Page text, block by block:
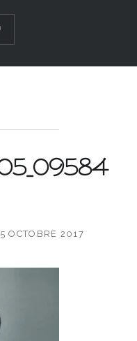
5 OCTOBRE 2017